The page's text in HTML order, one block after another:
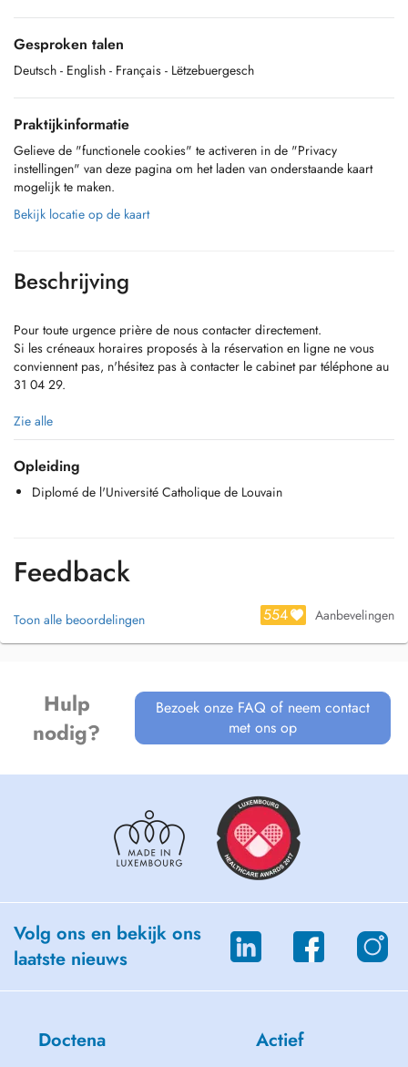
Gesproken talen
Deutsch - English - Français - Lëtzebuergesch
Praktijkinformatie
Gelieve de "functionele cookies" te activeren in de "Privacy
instellingen" van deze pagina om het laden van onderstaande kaart
mogelijk te maken.
Bekijk locatie op de kaart
Beschrijving
Pour toute urgence prière de nous contacter directement.
Si les créneaux horaires proposés à la réservation en ligne ne vous
conviennent pas, n'hésitez pas à contacter le cabinet par téléphone au
31 04 29.
Dentisterie Opératoire
Prothèse
Parodontologie
Orthodontie adultes et enfants
Zie alle
Opleiding
Diplomé de l'Université Catholique de Louvain
Feedback
Toon alle beoordelingen 554 Aanbevelingen
Hulp
nodig?
Bezoek onze FAQ of neem contact
met ons op
Volg ons en bekijk ons
laatste nieuws
Doctena Actief